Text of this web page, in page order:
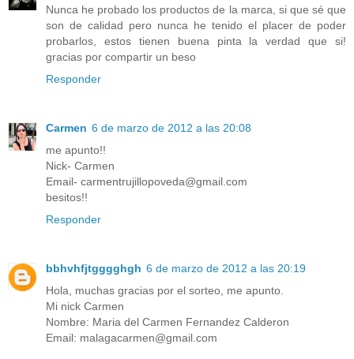
Nunca he probado los productos de la marca, si que sé que
son de calidad pero nunca he tenido el placer de poder
probarlos, estos tienen buena pinta la verdad que si!
gracias por compartir un beso
Responder
Carmen 6 de marzo de 2012 a las 20:08
me apunto!!
Nick- Carmen
Email- carmentrujillopoveda@gmail.com
besitos!!
Responder
bbhvhfjtgggghgh 6 de marzo de 2012 a las 20:19
Hola, muchas gracias por el sorteo, me apunto.
Mi nick Carmen
Nombre: Maria del Carmen Fernandez Calderon
Email: malagacarmen@gmail.com